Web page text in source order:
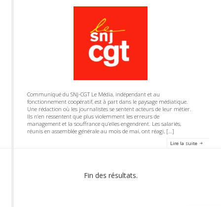
Communiqué du SNJ-CGT Le Média, indépendant et au
fonctionnement coopératif, est à part dans le paysage médiatique.
Une rédaction où les journalistes se sentent acteurs de leur métier.
Ils n’en ressentent que plus violemment les erreurs de
management et la souffrance qu’elles engendrent. Les salariés,
réunis en assemblée générale au mois de mai, ont réagi, […]
Lire la suite
Fin des résultats.